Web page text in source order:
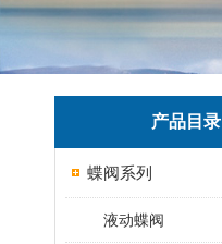
产品目录
蝶阀系列
液动蝶阀